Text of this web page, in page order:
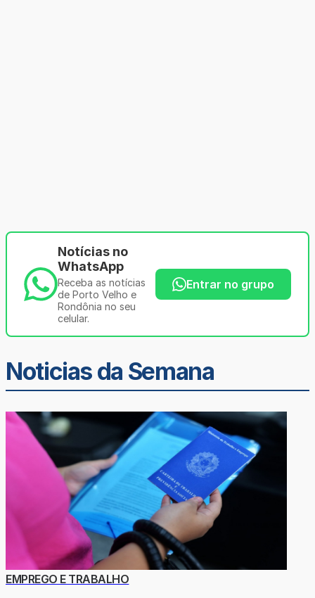
Notícias no
WhatsApp
Receba as notícias
de Porto Velho e
Rondônia no seu
celular.
Entrar no grupo
Noticias da Semana
EMPREGO E TRABALHO